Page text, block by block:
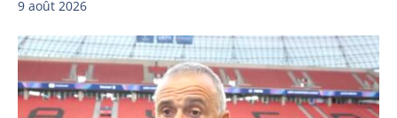
9 août 2026